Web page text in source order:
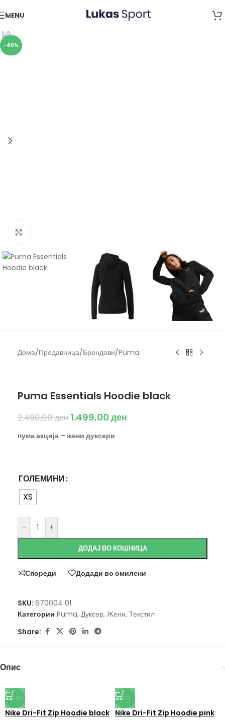
Skip to navigation
Skip to main content
MENU
-40%
Дома/Продавница/Брендови/Puma
Puma Essentials Hoodie black
2.490,00ден 1.499,00 ден
пума акција – жени дуксери
ГОЛЕМИНИ
XS
- +
ДОДАЈ ВО КОШНИЦА
Спореди Додади во омилени
SKU: 670004 01
Категории Puma, Дуксер, Жени, Текстил
Share:
Опис
-51%
Nike Dri-Fit Zip Hoodie black
-51%
Nike Dri-Fit Zip Hoodie pink